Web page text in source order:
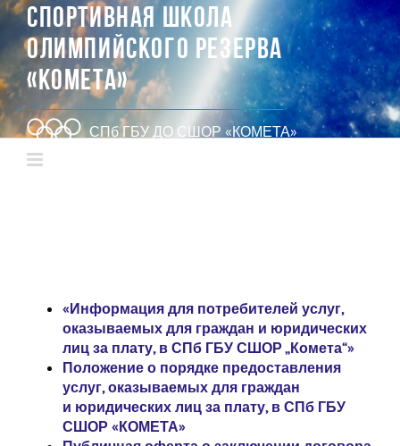
СПОРТИВНАЯ ШКОЛА
ОЛИМПИЙСКОГО РЕЗЕРВА
«КОМЕТА»
СПб ГБУ ДО СШОР «КОМЕТА»
«Информация для потребителей услуг,
оказываемых для граждан и юридических
лиц за плату, в СПб ГБУ СШОР „Комета“»
Положение о порядке предоставления
услуг, оказываемых для граждан
и юридических лиц за плату, в СПб ГБУ
СШОР «КОМЕТА»